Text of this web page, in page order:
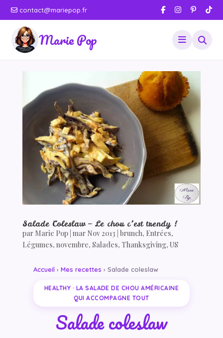
contact@mariepop.fr
Marie Pop
Salade Coleslaw – Le chou c’est trendy !
par Marie Pop| mar Nov 2013 brunch, Entrées,
Légumes, novembre, Salades, Thanksgiving, US
Accueil › Mes recettes › Salade coleslaw
HEALTHY · LA SALADE DE CHOU AMÉRICAINE
QUI ACCOMPAGNE TOUT
Salade coleslaw